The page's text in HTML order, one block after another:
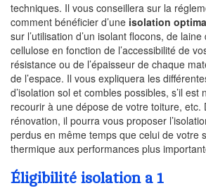
techniques. Il vous conseillera sur la
comment bénéficier d’une isolation
sur l’utilisation d’un isolant flocons, de
cellulose en fonction de l’accessibilité de
résistance ou de l’épaisseur de chaque
de l’espace. Il vous expliquera les
d’isolation sol et combles possibles, s’il
recourir à une dépose de votre toiture, etc.
rénovation, il pourra vous proposer
perdus en même temps que celui de votre
thermique aux performances plus
Éligibilité isolation a 1